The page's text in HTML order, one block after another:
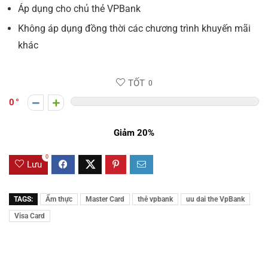
Áp dụng cho chủ thẻ VPBank
Không áp dụng đồng thời các chương trình khuyến mãi
khác
TỐT 0
0
Giảm 20%
Lưu
0
TAGS: Ẩm thực Master Card thẻ vpbank
uu dai the VpBank
Visa Card